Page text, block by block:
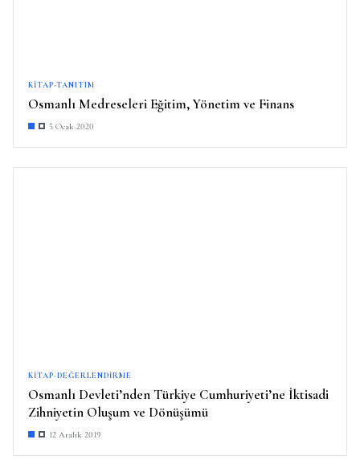
KITAP-TANITIM
Osmanlı Medreseleri Eğitim, Yönetim ve Finans
5 Ocak 2020
KITAP-DEĞERLENDIRME
Osmanlı Devleti’nden Türkiye Cumhuriyeti’ne İktisadi
Zihniyetin Oluşum ve Dönüşümü
12 Aralık 2019